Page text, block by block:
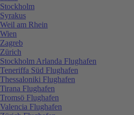
Stockholm
Syrakus
Weil am Rhein
Wien
Zagreb
Zürich
Stockholm Arlanda Flughafen
Teneriffa Süd Flughafen
Thessaloniki Flughafen
Tirana Flughafen
Tromsö Flughafen
Valencia Flughafen